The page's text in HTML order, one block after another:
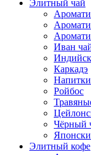
Элитный чай
Иван
Каркадэ
Ройбос
Чёрный
Элитный кофе